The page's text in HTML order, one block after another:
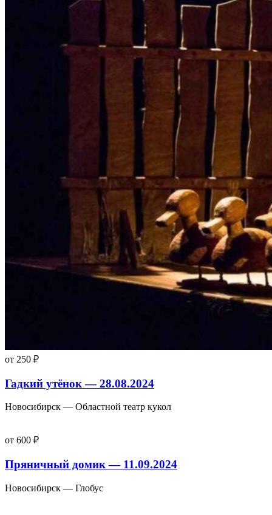
от 250 ₽
Гадкий утёнок — 28.08.2024
Новосибирск — Областной театр кукол
от 600 ₽
Пряничный домик — 11.09.2024
Новосибирск — Глобус